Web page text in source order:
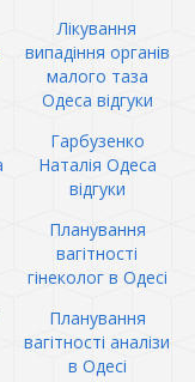
Лікування
випадіння органів
малого таза
Одеса відгуки
Гарбузенко
Наталія Одеса
відгуки
Планування
вагітності
гінеколог в Одесі
Планування
вагітності аналізи
в Одесі